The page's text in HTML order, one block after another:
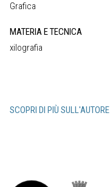
Grafica
MATERIA E TECNICA
xilografia
SCOPRI DI PIÙ SULL'AUTORE